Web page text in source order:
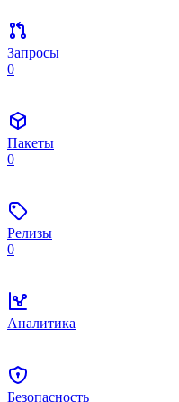
Запросы
0
Пакеты
0
Релизы
0
Аналитика
Безопасность